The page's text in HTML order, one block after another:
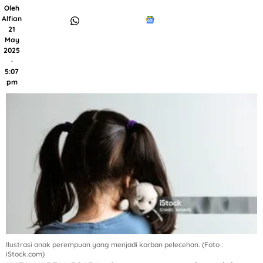
Oleh
Alfian
21
May
2025
·
5:07
pm
Ilustrasi anak perempuan yang menjadi korban pelecehan. (Foto :
iStock.com)